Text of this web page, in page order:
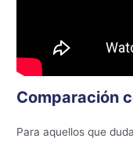
Comparación
Para aquellos que